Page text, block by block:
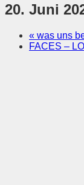
20. Juni
« was uns
FACES –